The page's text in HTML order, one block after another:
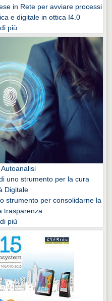
in Rete per avviare processi
e digitale in ottica I4.0
più
uno strumento per la cura
Digitale
strumento per consolidarne la
trasparenza
più